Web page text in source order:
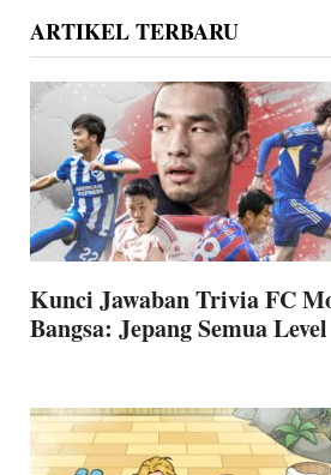
ARTIKEL TERBARU
Kunci Jawaban Trivia FC
Bangsa: Jepang Semua Level